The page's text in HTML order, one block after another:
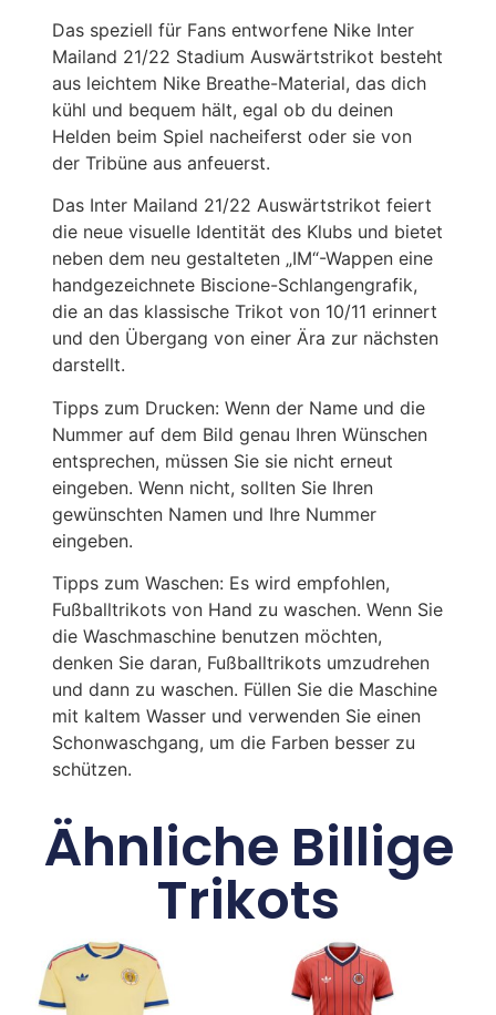
Das speziell für Fans entworfene Nike Inter
Mailand 21/22 Stadium Auswärtstrikot besteht
aus leichtem Nike Breathe-Material, das dich
kühl und bequem hält, egal ob du deinen
Helden beim Spiel nacheiferst oder sie von
der Tribüne aus anfeuerst.
Das Inter Mailand 21/22 Auswärtstrikot feiert
die neue visuelle Identität des Klubs und bietet
neben dem neu gestalteten „IM“-Wappen eine
handgezeichnete Biscione-Schlangengrafik,
die an das klassische Trikot von 10/11 erinnert
und den Übergang von einer Ära zur nächsten
darstellt.
Tipps zum Drucken: Wenn der Name und die
Nummer auf dem Bild genau Ihren Wünschen
entsprechen, müssen Sie sie nicht erneut
eingeben. Wenn nicht, sollten Sie Ihren
gewünschten Namen und Ihre Nummer
eingeben.
Tipps zum Waschen: Es wird empfohlen,
Fußballtrikots von Hand zu waschen. Wenn Sie
die Waschmaschine benutzen möchten,
denken Sie daran, Fußballtrikots umzudrehen
und dann zu waschen. Füllen Sie die Maschine
mit kaltem Wasser und verwenden Sie einen
Schonwaschgang, um die Farben besser zu
schützen.
Ähnliche Billige
Trikots